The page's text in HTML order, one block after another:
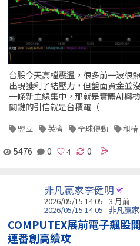
台股今天高檔震盪，很多前一波很
出現獲利了結壓力，但盤面資金並
一條新主線集中，那就是實體AI與
關鍵的引信就是台積電（
盟立 英濟 全球傳動 和椿
5476 0 0
非凡贏家李健明
2026/05/15 14:05 - 3 月前
2026/05/15 14:05 - 非凡贏
COMPUTEX展前電子飆股
連番創高續攻